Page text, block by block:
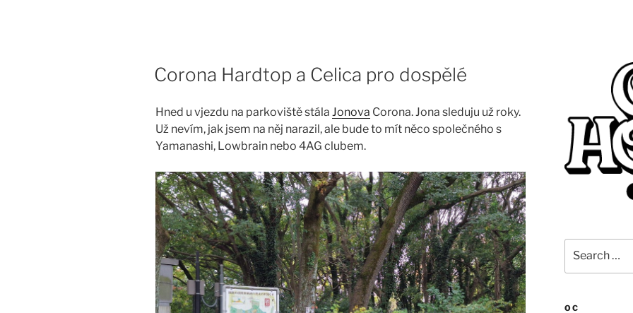
Corona Hardtop a Celica pro dospělé
Hned u vjezdu na parkoviště stála Jonova Corona. Jona sleduju už roky.
Už nevím, jak jsem na něj narazil, ale bude to mít něco společného s
Yamanashi, Lowbrain nebo 4AG clubem.
for:
OC